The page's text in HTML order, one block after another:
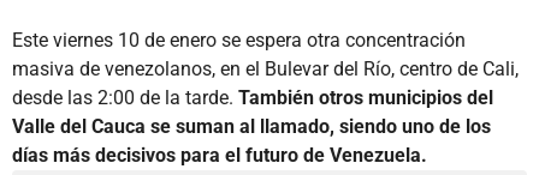
Este viernes 10 de enero se espera otra concentración
masiva de venezolanos, en el Bulevar del Río, centro de Cali,
desde las 2:00 de la tarde. También otros municipios del
Valle del Cauca se suman al llamado, siendo uno de los
días más decisivos para el futuro de Venezuela.